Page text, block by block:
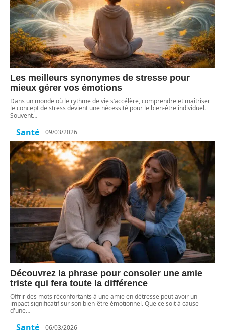
Les meilleurs synonymes de stresse pour
mieux gérer vos émotions
Dans un monde où le rythme de vie s’accélère, comprendre et maîtriser
le concept de stress devient une nécessité pour le bien-être individuel.
Souvent…
Santé 09/03/2026
Découvrez la phrase pour consoler une amie
triste qui fera toute la différence
Offrir des mots réconfortants à une amie en détresse peut avoir un
impact significatif sur son bien-être émotionnel. Que ce soit à cause
d'une…
Santé 06/03/2026